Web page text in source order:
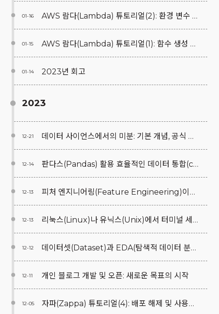
01-16 AWS 람다(Lambda) 튜토리얼(2): 환경 변수 설정, IAM 역할에 권한 추가, 타임아웃 및 메모리 설정
01-15 AWS 람다(Lambda) 튜토리얼(1): 함수 생성 및 테스트, 로그 및 모니터링
01-14 2023년 회고
2023
12-21 데이터 사이언스에서의 미분: 기본 개념, 공식 및 경사하강법 이해
12-14 판다스(Pandas) 활용 효율적인 데이터 통합(concat, merge) 및 Tidy 데이터 형식의 이해
12-13 피처 엔지니어링(Feature Engineering)이란?
12-13 리눅스(Linux)나 유닉스(Unix)에서 터미널 세션이 종료되도 프로그램을 계속 실행하는 방법: nohup 튜토리얼
12-12 데이터셋(Dataset)과 EDA(탐색적 데이터 분석)란?
12-11 개인 블로그 개발 및 오픈: 새로운 목표의 시작
12-05 자파(Zappa) 튜토리얼(4): 배포 해제 및 사용자 정의 도메인(Custom Domain) 제거